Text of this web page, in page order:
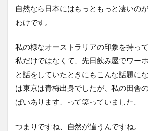
自然なら日本にはもっともっと凄いの
わけです。
私の様なオーストラリアの印象を持っ
私だけではなくて、先日飲み屋でワー
と話をしていたときにもこんな話題に
は東京は青梅出身でしたが、私の田舎
ぱいあります、って笑っていました。
つまりですね、自然が違うんですね。